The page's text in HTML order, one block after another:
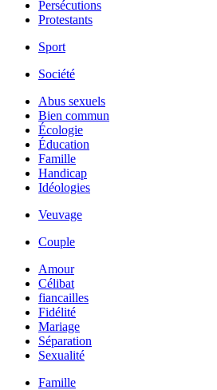
Persécutions
Protestants
Sport
Société
Abus sexuels
Bien commun
Écologie
Éducation
Famille
Handicap
Idéologies
Veuvage
Couple
Amour
Célibat
fiancailles
Fidélité
Mariage
Séparation
Sexualité
Famille